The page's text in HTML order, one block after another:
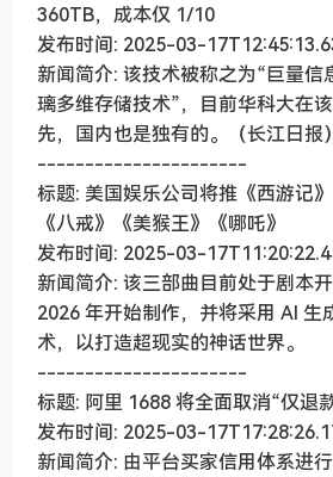
360TB，成本仅 1/10
发布时间: 2025-03-
新闻简介: 该技术被称之为“巨量信
璃多维存储技术”，目前华科大在
先，国内也是独有的。（长江日报）
----------------------
标题: 美国娱乐公司将推《西游记》
《八戒》《美猴王》《哪吒》
发布时间: 2025-03-
新闻简介: 该三部曲目前处于剧本
2026 年开始制作，并将采用 AI 生
术，以打造超现实的神话世界。
----------------------
标题: 阿里 1688 将全面取消“仅退
发布时间: 2025-03-
新闻简介: 由平台买家信用体系进